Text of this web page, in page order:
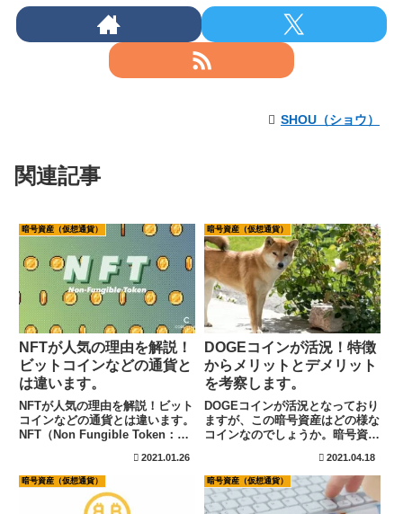
SHOU（ショウ）
関連記事
暗号資産（仮想通貨）
NFTが人気の理由を解説！
ビットコインなどの通貨と
は違います。
NFTが人気の理由を解説！ビット
コインなどの通貨とは違います。
NFT（Non Fungible Token：ノ
が、徐々に人気を高めておりま
す。コインチェックでも、
EngineというNFTを1月26日から
取り扱うと...
2021.01.26
暗号資産（仮想通貨）
DOGEコインが活況！特徴
からメリットとデメリット
を考察します。
DOGEコインが活況となっており
ますが、この暗号資産はどの様な
コインなのでしょうか。暗号資産
良く理解しておくことが必要で
す。難しくありません。ポイント
を絞り解説します。
2021.04.18
暗号資産（仮想通貨） 暗号資産（仮想通貨）